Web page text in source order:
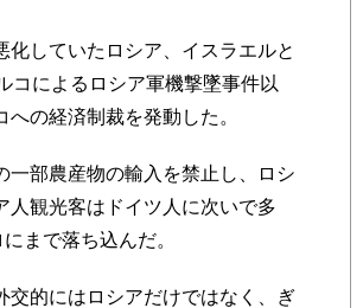
していたロシア、イスラエルと
コによるロシア軍機撃墜事件以
の経済制裁を発動した。
部農産物の輸入を禁止し、ロシ
人観光客はドイツ人に次いで多
まで落ち込んだ。
的にはロシアだけではなく、ぎ